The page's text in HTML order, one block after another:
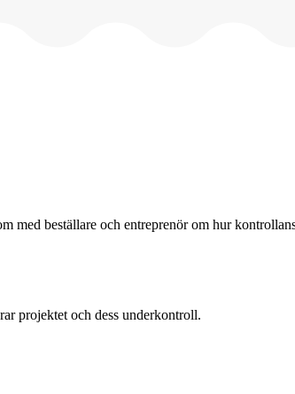
med beställare och entreprenör om hur
projektet och dess underkontroll.